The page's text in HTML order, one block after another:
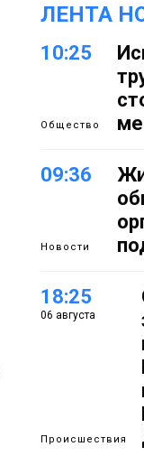
ЛЕНТА
10:25
Общество
09:36
Новости
18:25
06 августа
Происшествия